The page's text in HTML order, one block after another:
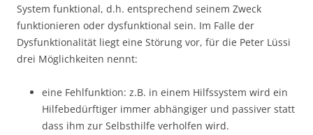
System funktional, d.h. entsprechend seinem Zweck
funktionieren oder dysfunktional sein. Im Falle der
Dysfunktionalität liegt eine Störung vor, für die Peter Lüssi
drei Möglichkeiten nennt:
eine Fehlfunktion: z.B. in einem Hilfssystem wird ein
Hilfebedürftiger immer abhängiger und passiver statt
dass ihm zur Selbsthilfe verholfen wird.